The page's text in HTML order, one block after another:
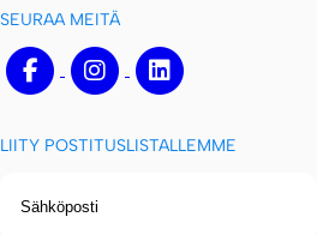
SEURAA MEITÄ
FacebookInstagram
LIITY POSTITUSLISTALLEMME